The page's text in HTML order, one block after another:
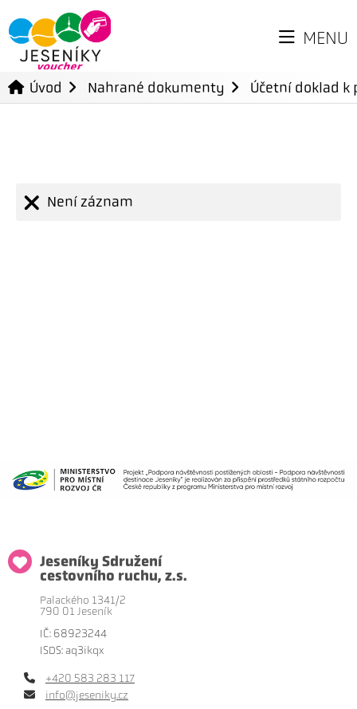
MENU
Úvod Nahrané dokumenty Účetní doklad
Není záznam
Jeseníky Sdružení
cestovního ruchu, z.s.
Palackého 1341/2
790 01 Jeseník
IČ: 68923244
ISDS: aq3ikqx
+420 583 283 117
info@jeseniky.cz